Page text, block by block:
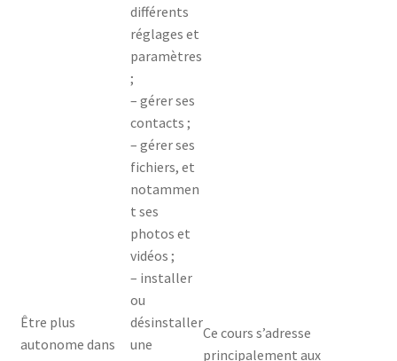
Être plus
autonome dans
différents
réglages et
paramètres
;
– gérer ses
contacts ;
– gérer ses
fichiers, et
notammen
t ses
photos et
vidéos ;
– installer
ou
désinstaller
une
Ce cours s’adresse
principalement aux